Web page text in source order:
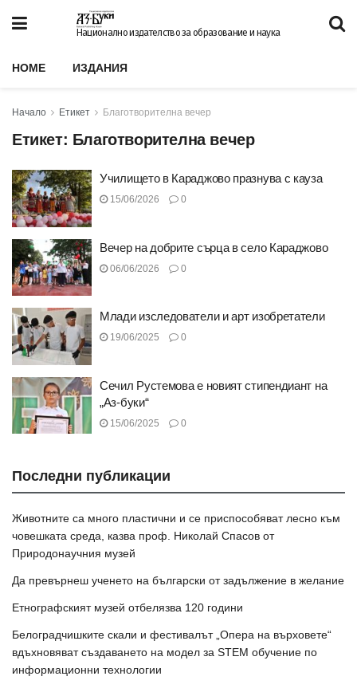
Национално издателство за образование и наука
HOME ИЗДАНИЯ
Начало Етикет Благотворителна вечер
Етикет: Благотворителна вечер
Училището в Караджово празнува с кауза
15/06/2026 0
Вечер на добрите сърца в село Караджово
06/06/2026 0
Млади изследователи и арт изобретатели
19/06/2025 0
Сечил Рустемова е новият стипендиант на
„Аз-буки“
15/06/2025 0
Последни публикации
Животните са много пластични и се приспособяват лесно към
човешката среда, казва проф. Николай Спасов от
Природонаучния музей
Да превърнеш ученето на български от задължение в желание
Етнографският музей отбелязва 120 години
Белоградчишките скали и фестивалът „Опера на върховете“
вдъхновяват създаването на модел за STEM обучение по
информационни технологии